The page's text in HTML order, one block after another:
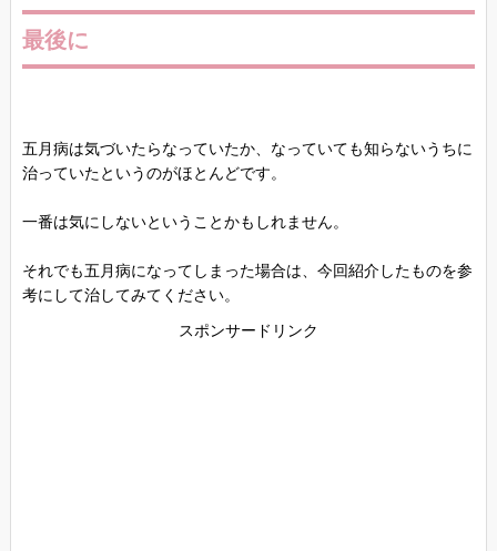
最後に
五月病は気づいたらなっていたか、なっていても知らないうちに
治っていたというのがほとんどです。
一番は気にしないということかもしれません。
それでも五月病になってしまった場合は、今回紹介したものを参
考にして治してみてください。
スポンサードリンク